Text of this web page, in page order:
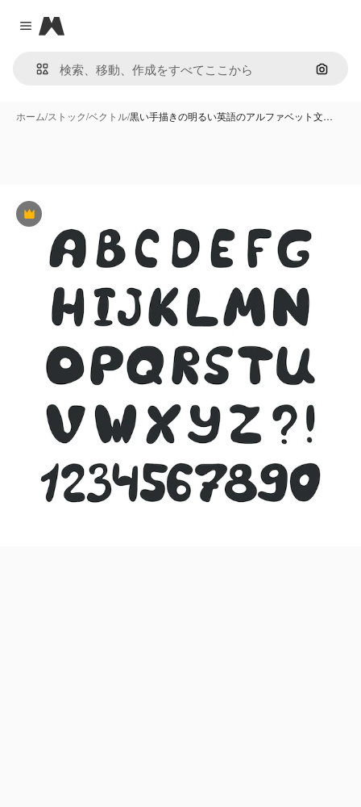
Close menu
Magnific
画像で
ホーム/ストック/ベクトル/黒い手描きの明るい英語のアルファベット文…
Premium